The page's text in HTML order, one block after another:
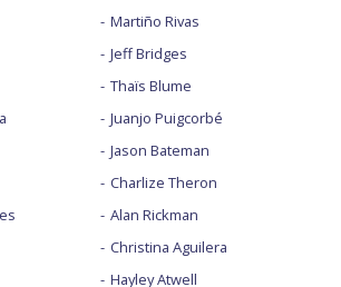
Martiño Rivas
Jeff Bridges
Thaïs Blume
Juanjo Puigcorbé
Jason Bateman
Charlize Theron
Alan Rickman
Christina Aguilera
Hayley Atwell